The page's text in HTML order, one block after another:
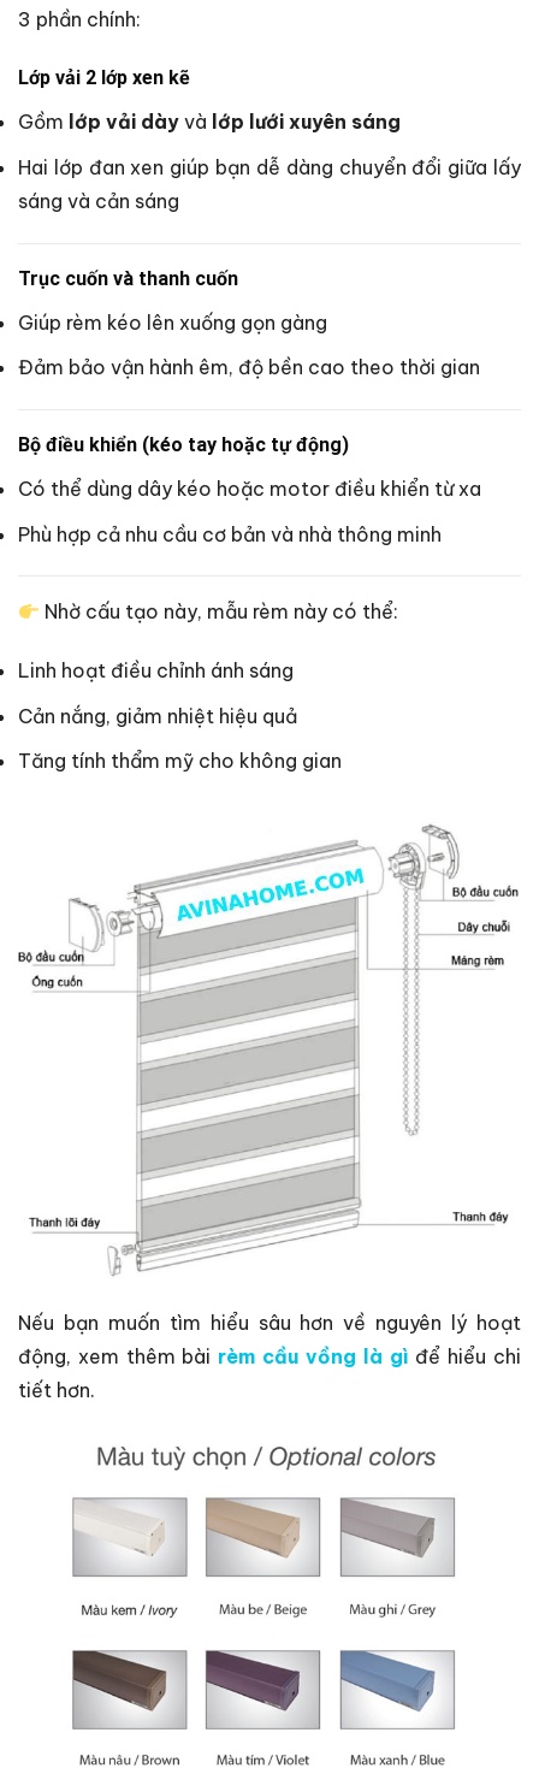
3 phần chính:
Lớp vải 2 lớp xen kẽ
Gồm lớp vải dày và lớp lưới xuyên sáng
Hai lớp đan xen giúp bạn dễ dàng chuyển đổi giữa lấy
sáng và cản sáng
Trục cuốn và thanh cuốn
Giúp rèm kéo lên xuống gọn gàng
Đảm bảo vận hành êm, độ bền cao theo thời gian
Bộ điều khiển (kéo tay hoặc tự động)
Có thể dùng dây kéo hoặc motor điều khiển từ xa
Phù hợp cả nhu cầu cơ bản và nhà thông minh
Nhờ cấu tạo này, mẫu rèm này có thể:
Linh hoạt điều chỉnh ánh sáng
Cản nắng, giảm nhiệt hiệu quả
Tăng tính thẩm mỹ cho không gian
Nếu bạn muốn tìm hiểu sâu hơn về nguyên lý hoạt
động, xem thêm bài rèm cầu vồng là gì để hiểu chi
tiết hơn.